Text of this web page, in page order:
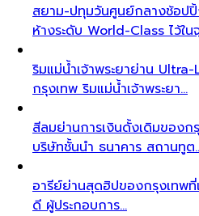
สยาม-ปทุมวันศูนย์กลางช้อปปิ้
ห้างระดับ World-Class ไว้ใน
ริมแม่น้ำเจ้าพระยาย่าน Ultra-
กรุงเทพ ริมแม่น้ำเจ้าพระยา…
สีลมย่านการเงินดั้งเดิมของ
บริษัทชั้นนำ ธนาคาร สถานทูต
อารีย์ย่านสุดฮิปของกรุงเทพ
ดี ผู้ประกอบการ…